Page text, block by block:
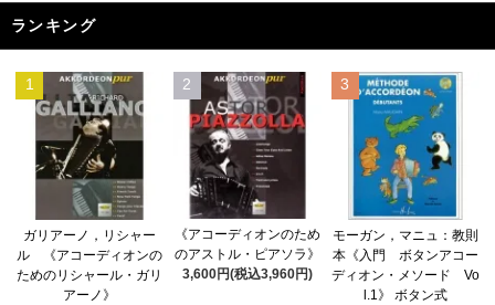
ランキング
1
ガリアーノ，リシャー
ル 《アコーディオンの
ためのリシャール・ガリ
アーノ》
2
《アコーディオンのため
のアストル・ピアソラ》
3,600円(税込3,960円)
3
モーガン，マニュ：教則
本《入門 ボタンアコー
ディオン・メソード Vo
l.1》 ボタン式